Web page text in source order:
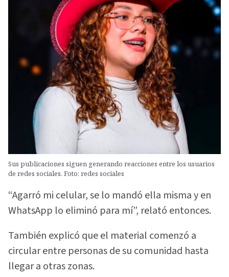
Sus publicaciones siguen generando reacciones entre los usuarios
de redes sociales. Foto: redes sociales
“Agarró mi celular, se lo mandó ella misma y en
WhatsApp lo eliminó para mí”, relató entonces.
También explicó que el material comenzó a
circular entre personas de su comunidad hasta
llegar a otras zonas.